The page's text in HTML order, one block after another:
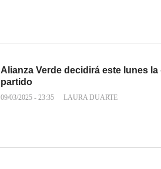
Alianza Verde decidirá este lunes
partido
09/03/2025 - 23:35 LAURA DUARTE